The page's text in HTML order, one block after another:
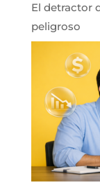
El detractor
peligroso